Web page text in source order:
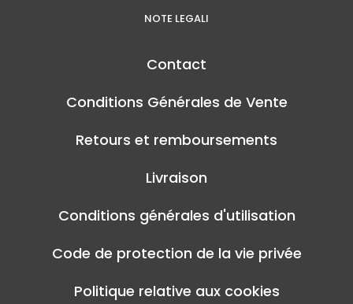
NOTE LEGALI
Contact
Conditions Générales de Vente
Retours et remboursements
Livraison
Conditions générales d'utilisation
Code de protection de la vie privée
Politique relative aux cookies